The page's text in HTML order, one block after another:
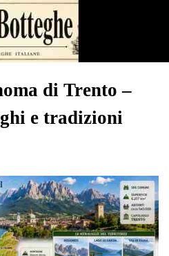
di Trento –
e tradizioni